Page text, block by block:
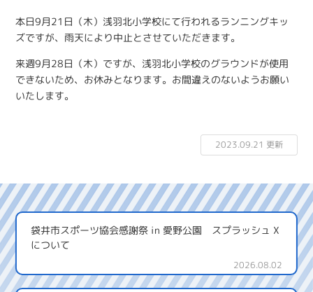
本日9月21日（木）浅羽北小学校にて行われるランニングキッ
ズですが、雨天により中止とさせていただきます。
来週9月28日（木）ですが、浅羽北小学校のグラウンドが使用
できないため、お休みとなります。お間違えのないようお願い
いたします。
2023.09.21 更新
袋井市スポーツ協会感謝祭 in 愛野公園 スプラッシュ X
について
2026.08.02